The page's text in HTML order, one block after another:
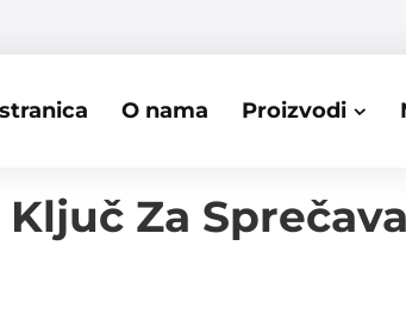
O nama Proizvodi
Za